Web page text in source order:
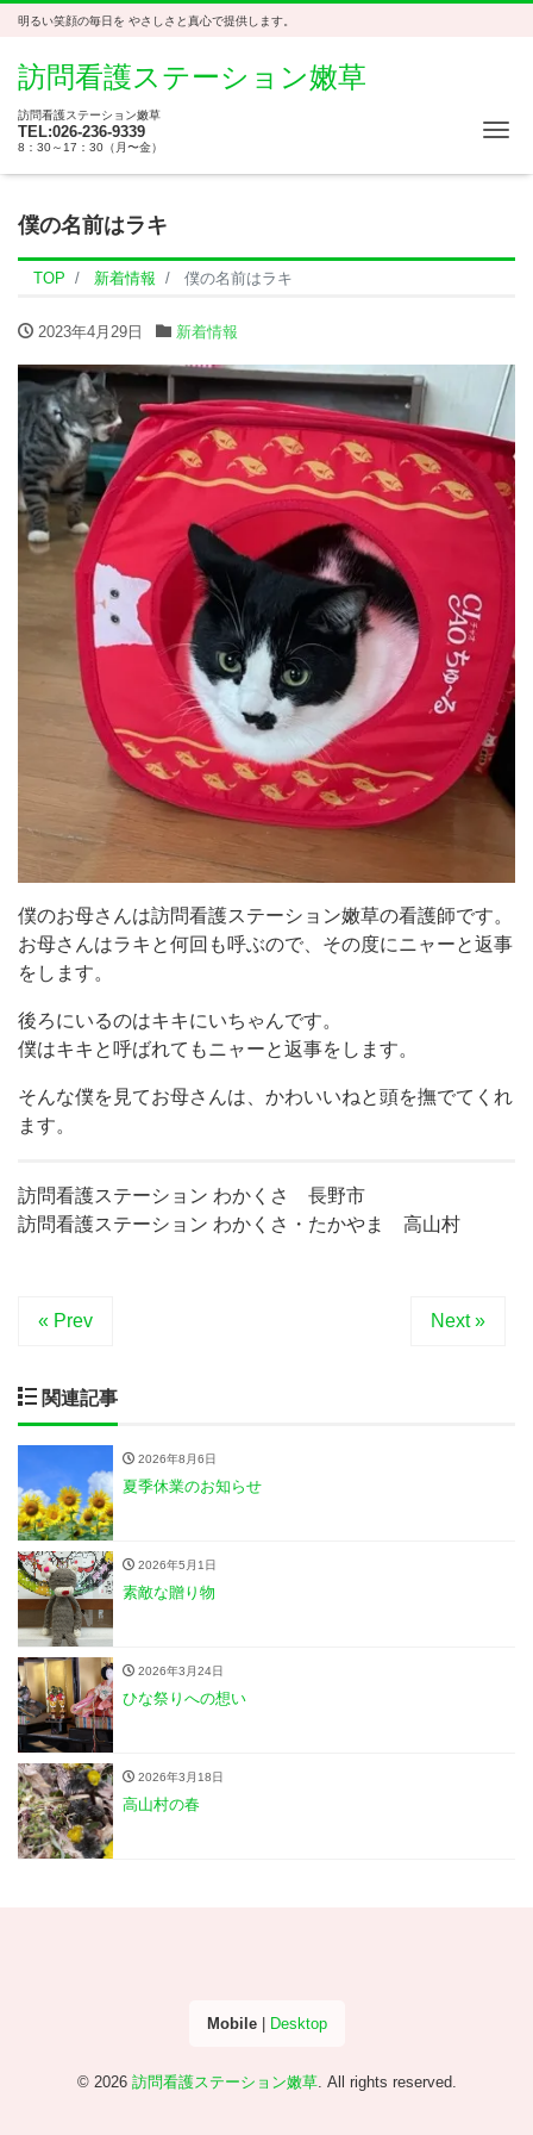
明るい笑顔の毎日を やさしさと真心で提供します。
訪問看護ステーション嫩草
訪問看護ステーション嫩草
TEL:026-236-9339
8：30～17：30（月〜金）
僕の名前はラキ
TOP 新着情報 僕の名前はラキ
2023年4月29日 新着情報
僕のお母さんは訪問看護ステーション嫩草の看護師です。
お母さんはラキと何回も呼ぶので、その度にニャーと返事
をします。
後ろにいるのはキキにいちゃんです。
僕はキキと呼ばれてもニャーと返事をします。
そんな僕を見てお母さんは、かわいいねと頭を撫でてくれ
ます。
訪問看護ステーション わかくさ 長野市
訪問看護ステーション わかくさ・たかやま 高山村
« Prev Next »
関連記事
2026年8月6日
夏季休業のお知らせ
2026年5月1日
素敵な贈り物
2026年3月24日
ひな祭りへの想い
2026年3月18日
高山村の春
Mobile| Desktop
© 2026 訪問看護ステーション嫩草. All rights reserved.